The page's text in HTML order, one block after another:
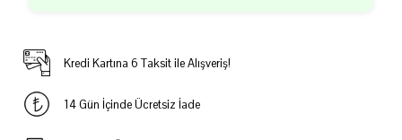
Kredi Kartına 6 Taksit ile Alışveriş!
14 Gün İçinde Ücretsiz İade